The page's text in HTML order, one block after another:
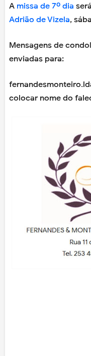
A missa de 7º dia
Adrião de Vizela,
Mensagens de
enviadas para:
colocar nome do